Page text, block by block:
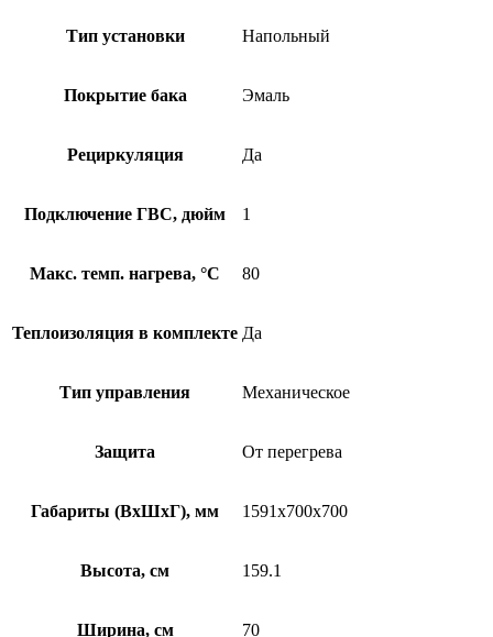
Тип установки Напольный
Покрытие бака Эмаль
Рециркуляция Да
Подключение ГВС, дюйм 1
Макс. темп. нагрева, °С 80
Теплоизоляция в комплекте Да
Тип управления Механическое
Защита От перегрева
Габариты (ВхШхГ), мм 1591x700x700
Высота, см 159.1
Ширина, см 70